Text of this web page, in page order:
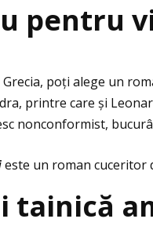
pentru
poţi alege un
printre care și
nonconformist,
este un roman cuceritor
tainică